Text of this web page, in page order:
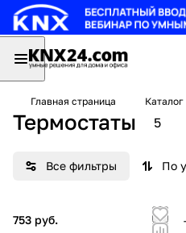
Главная страница Каталог
Термостаты 5
Все фильтры
753 руб.